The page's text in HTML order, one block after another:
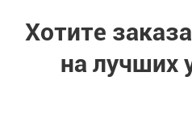
Хотите
на лучших